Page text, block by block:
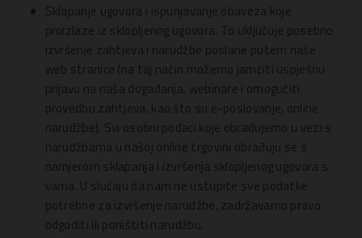
Sklapanje ugovora i ispunjavanje obaveza koje
proizlaze iz sklopljenog ugovora. To uključuje posebno
izvršenje zahtjeva i narudžbe poslane putem naše
web stranice (na taj način možemo jamčiti uspješnu
prijavu na naša događanja, webinare i omogućiti
provedbu zahtjeva, kao što su e-poslovanje, online
narudžbe). Svi osobni podaci koje obrađujemo u vezi s
narudžbama u našoj online trgovini obrađuju se s
namjerom sklapanja i izvršenja sklopljenog ugovora s
vama. U slučaju da nam ne ustupite sve podatke
potrebne za izvršenje narudžbe, zadržavamo pravo
odgoditi ili poništiti narudžbu.